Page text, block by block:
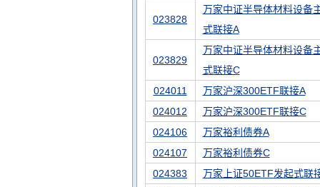
023828
万家中证半导体材料设备
式联接A
023829
万家中证半导体材料设备
式联接C
024011
万家沪深300ETF联接A
024012
万家沪深300ETF联接C
024106
万家裕利债券A
024107
万家裕利债券C
024383
万家上证50ETF发起式联